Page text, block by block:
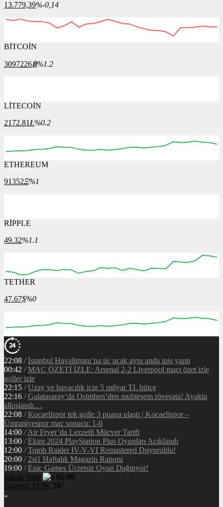
13.779,39%-0,14
BİTCOİN
3097226฿%1.2
LİTECOİN
2172.81Ł%0.2
ETHEREUM
91352Ξ%1
RİPPLE
49.32%1.1
TETHER
47.67$%0
22:08 / İstanbul Havalimanı’na üç uçak aynı anda iniş yaptı
00:42 / MAÇ ÖZETİ İZLE: Arsenal 2-2 Liverpool maçı özet izle
goller izle
22:15 / Uzay ve havacılık için 5 milyar TL bütçe
22:16 / Galatasaray’da Osimhen’den muhteşem röveşata! Ayakta
alkışlandı…
22:08 / Kocaelispor tek golle 3 puana ulaştı | Kocaelispor –
Ümraniyespor maç sonucu: 1-0
14:00 / Air Fryer’da Lezzetli Mücver Tarifi
13:00 / Ekim 2024 PlayStation Plus Oyunları Açıklandı
12:00 / Tomb Raider IV-V-VI Remastered Duyuruldu!
20:00 / 2si1 Haftalık Magazin Raporu
19:00 / Epic Games Ücretsiz Oyun Dağıtıyor!
Sabah Vakti
02:00
İstanbul AÇIK 28°